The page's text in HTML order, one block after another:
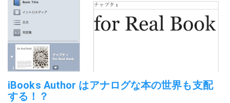
iBooks Author はアナログな本の世界も支配
する！？